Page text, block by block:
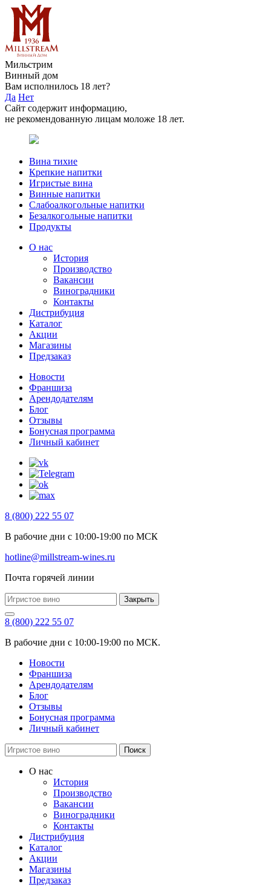
Мильстрим
Винный дом
Вам исполнилось 18 лет?
Да Нет
Сайт содержит информацию,
не рекомендованную лицам моложе 18 лет.
Вина тихие
Крепкие напитки
Игристые вина
Винные напитки
Слабоалкогольные напитки
Безалкогольные напитки
Продукты
О нас
История
Производство
Вакансии
Виноградники
Контакты
Дистрибуция
Каталог
Акции
Магазины
Предзаказ
Новости
Франшиза
Арендодателям
Блог
Отзывы
Бонусная программа
Личный кабинет
8 (800) 222 55 07
В рабочие дни с 10:00-19:00 по МСК
hotline@millstream-wines.ru
Почта горячей линии
Закрыть
8 (800) 222 55 07
В рабочие дни с 10:00-19:00 по МСК.
Новости
Франшиза
Арендодателям
Блог
Отзывы
Бонусная программа
Личный кабинет
Поиск
О нас
История
Производство
Вакансии
Виноградники
Контакты
Дистрибуция
Каталог
Акции
Магазины
Предзаказ